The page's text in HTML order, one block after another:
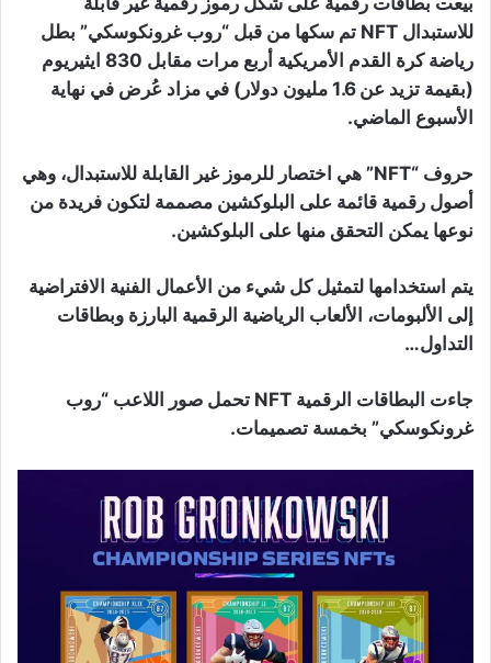
للاستبدال NFT تم سكها من قبل “روب غرونكوسكي” بطل
رياضة كرة القدم الأمريكية أربع مرات مقابل 830 ايثيريوم
(بقيمة تزيد عن 1.6 مليون دولار) في مزاد عُرض في نهاية
الأسبوع الماضي.
حروف “NFT” هي اختصار للرموز غير القابلة للاستبدال، وهي
أصول رقمية قائمة على البلوكشين مصممة لتكون فريدة من
نوعها يمكن التحقق منها على البلوكشين.
يتم استخدامها لتمثيل كل شيء من الأعمال الفنية الافتراضية
إلى الألبومات، الألعاب الرياضية الرقمية البارزة وبطاقات
التداول…
جاءت البطاقات الرقمية NFT تحمل صور اللاعب “روب
غرونكوسكي” بخمسة تصميمات.